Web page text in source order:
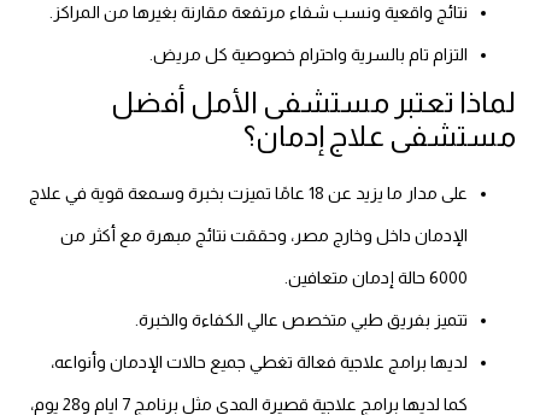
نتائج واقعية ونسب شفاء مرتفعة مقارنة بغيرها من المراكز.
التزام تام بالسرية واحترام خصوصية كل مريض.
لماذا تعتبر مستشفى الأمل أفضل
مستشفى علاج إدمان؟
على مدار ما يزيد عن 18 عامًا تميزت بخبرة وسمعة قوية في علاج
الإدمان داخل وخارج مصر، وحققت نتائج مبهرة مع أكثر من
6000 حالة إدمان متعافين.
تتميز بفريق طبي متخصص عالي الكفاءة والخبرة.
لديها برامج علاجية فعالة تغطي جميع حالات الإدمان وأنواعه،
كما لديها برامج علاجية قصيرة المدى مثل برنامج 7 ايام و28 يوم،